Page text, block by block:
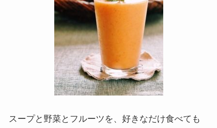
スープと野菜とフルーツを、好きなだけ食べても